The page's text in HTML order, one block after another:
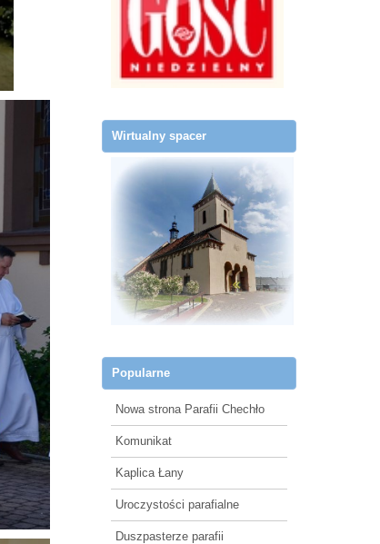
Wirtualny spacer
Popularne
Nowa strona Parafii Chechło
Komunikat
Kaplica Łany
Uroczystości parafialne
Duszpasterze parafii